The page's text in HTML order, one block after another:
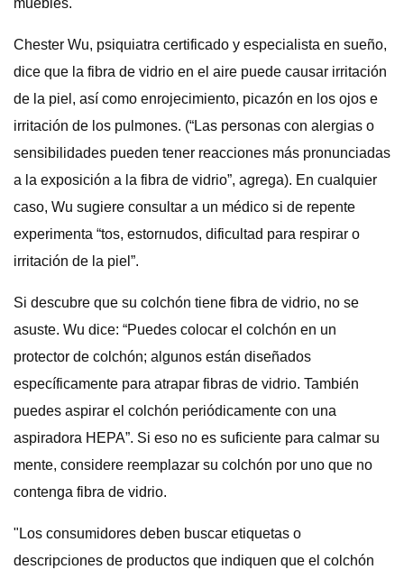
muebles.
Chester Wu, psiquiatra certificado y especialista en sueño,
dice que la fibra de vidrio en el aire puede causar irritación
de la piel, así como enrojecimiento, picazón en los ojos e
irritación de los pulmones. (“Las personas con alergias o
sensibilidades pueden tener reacciones más pronunciadas
a la exposición a la fibra de vidrio”, agrega). En cualquier
caso, Wu sugiere consultar a un médico si de repente
experimenta “tos, estornudos, dificultad para respirar o
irritación de la piel”.
Si descubre que su colchón tiene fibra de vidrio, no se
asuste. Wu dice: “Puedes colocar el colchón en un
protector de colchón; algunos están diseñados
específicamente para atrapar fibras de vidrio. También
puedes aspirar el colchón periódicamente con una
aspiradora HEPA”. Si eso no es suficiente para calmar su
mente, considere reemplazar su colchón por uno que no
contenga fibra de vidrio.
"Los consumidores deben buscar etiquetas o
descripciones de productos que indiquen que el colchón